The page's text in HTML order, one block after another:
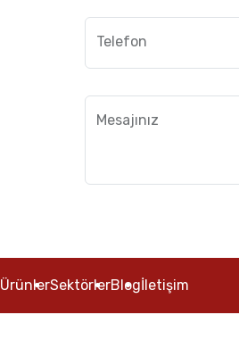
Telefon
Mesajınız
ÜrünlerSektörlerBlogİletişim